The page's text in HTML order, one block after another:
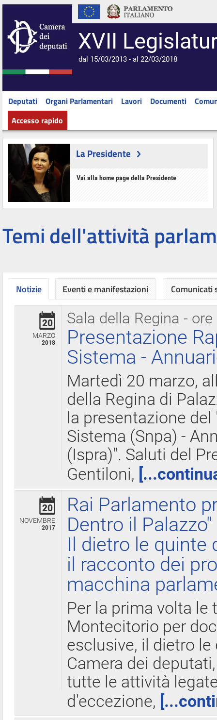
XVII
dal 15/03/2013 - al 22/03/2018
Deputati Organi Parlamentari Lavori Documenti
Accesso rapido
La Presidente
Vai alla home page della Presidente
Temi dell'attività
Notizie
Sala della Regina - ore
20
MARZO
2018
Presentazione
Sistema -
Martedì 20 marzo,
della Regina di
la presentazione
Sistema (Snpa) -
(Ispra)". Saluti del
Gentiloni,
20
NOVEMBRE
2017
Rai Parlamento
Dentro il Palazzo"
Il dietro le quinte
il racconto dei
macchina
Per la prima volta le
Montecitorio per
esclusive, il dietro
Camera dei
tutte le attività
d'eccezione,
Eventi e manifestazioni Comunicati